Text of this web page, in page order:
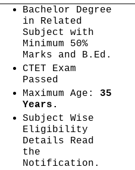
Bachelor Degree
in Related
Subject with
Minimum 50%
Marks and B.Ed.
CTET Exam
Passed
Maximum Age:
35
Years.
Subject Wise
Eligibility
Details Read
the
Notification.